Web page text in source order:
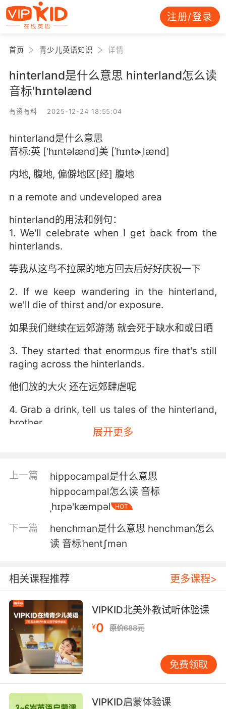
注册/登录
首页 青少儿英语知识 详情
hinterland是什么意思 hinterland怎么读
音标'hɪntəlænd
有资有料 2025-12-24 18:55:04
hinterland是什么意思
音标:英 ['hɪntəlænd]美 [ˈhɪntɚˌlænd]
内地, 腹地, 偏僻地区[经] 腹地
n a remote and undeveloped area
hinterland的用法和例句：
1. We'll celebrate when I get back from the
hinterlands.
等我从这鸟不拉屎的地方回去后好好庆祝一下
2. If we keep wandering in the hinterland,
we'll die of thirst and/or exposure.
如果我们继续在远郊游荡 就会死于缺水和或日晒
3. They started that enormous fire that's still
raging across the hinterlands.
他们放的大火 还在远郊肆虐呢
4. Grab a drink, tell us tales of the hinterland,
brother.
5. We can't just keep wandering the
hinterlands hoping things will get better.
我们也不能继续在远郊游荡 希望情况会好转
6. I still have the power to have you
transferred to the hinterlands to handle
sprinkler violations if you keep overstepping.
但我仍然有权力把你调动到 犄角旮旯去处理些鸡
毛蒜皮的事 如果你总是越权的话
展开更多
上一篇
hippocampal是什么意思
hippocampal怎么读 音标
ˌhɪpə'kæmpəl
HOT
下一篇
henchman是什么意思 henchman怎么
读 音标ˈhentʃmən
相关课程推荐 更多课程>
VIPKID北美外教试听体验课
¥0 原价688元
免费领取
VIPKID启蒙体验课